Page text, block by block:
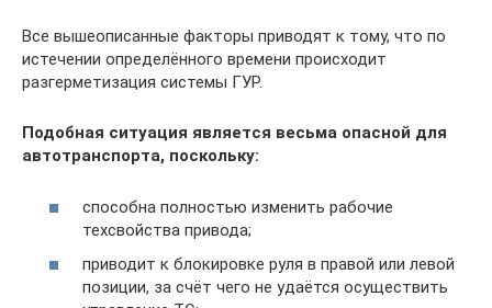
Все вышеописанные факторы приводят к тому, что по
истечении определённого времени происходит
разгерметизация системы ГУР.
Подобная ситуация является весьма опасной для
автотранспорта, поскольку:
способна полностью изменить рабочие
техсвойства привода;
приводит к блокировке руля в правой или левой
позиции, за счёт чего не удаётся осуществить